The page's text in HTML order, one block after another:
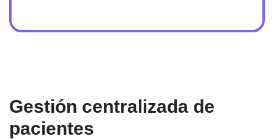
Gestión centralizada de
pacientes